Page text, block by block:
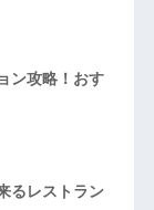
ン攻略！おす
るレストラン